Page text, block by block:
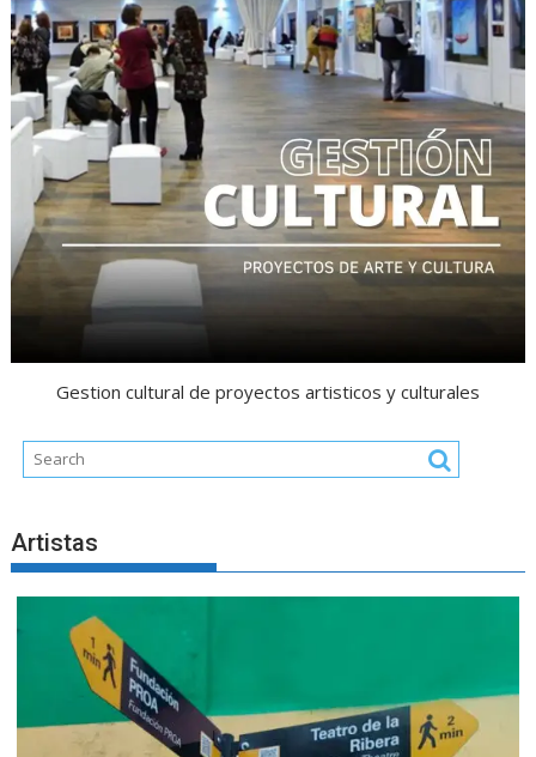
Gestion cultural de proyectos artisticos y culturales
Artistas